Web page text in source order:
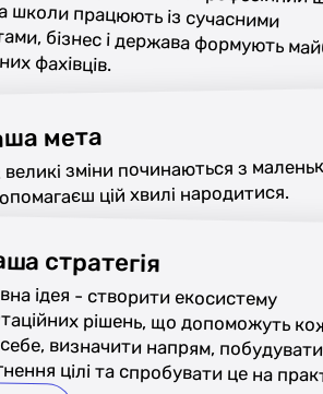
фахівців.
мета
зміни починаються з
цій хвилі народитися.
стратегія
ідея - створити екосистему
рішень, що допоможуть кожному:
визначити напрям, побудувати чіткий
цілі та спробувати це на